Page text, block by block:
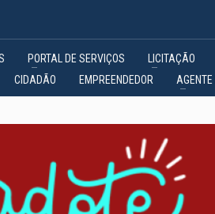
PORTAL DE SERVIÇOS LICITAÇÃO
CIDADÃO EMPREENDEDOR AGENTE